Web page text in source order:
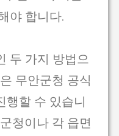
야 합니다.
두 가지 방법으
무안군청 공식
행할 수 있습니
청이나 각 읍면